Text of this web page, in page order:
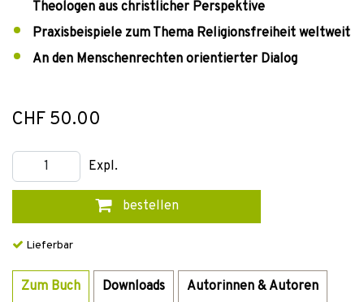
Theologen aus christlicher Perspektive
Praxisbeispiele zum Thema Religionsfreiheit weltweit
An den Menschenrechten orientierter Dialog
CHF 50.00
Expl.
bestellen
Lieferbar
Zum Buch Downloads Autorinnen & Autoren